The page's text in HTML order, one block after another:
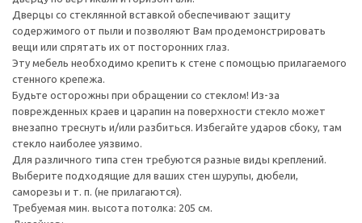
Дверцы со стеклянной вставкой обеспечивают защиту
содержимого от пыли и позволяют Вам продемонстрировать
вещи или спрятать их от посторонних глаз.
Эту мебель необходимо крепить к стене с помощью прилагаемого
стенного крепежа.
Будьте осторожны при обращении со стеклом! Из-за
поврежденных краев и царапин на поверхности стекло может
внезапно треснуть и/или разбиться. Избегайте ударов сбоку, там
стекло наиболее уязвимо.
Для различного типа стен требуются разные виды креплений.
Выберите подходящие для ваших стен шурупы, дюбели,
саморезы и т. п. (не прилагаются).
Требуемая мин. высота потолка: 205 см.